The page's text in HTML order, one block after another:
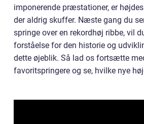
imponerende præstationer, er
der aldrig skuffer. Næste gang du
springe over en rekordhøj ribbe, vil
forståelse for den historie og
dette øjeblik. Så lad os fortsætte
favoritspringere og se, hvilke nye